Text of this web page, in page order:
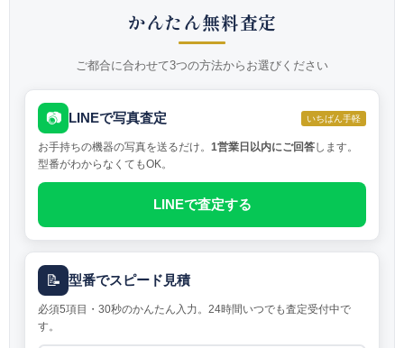
かんたん無料査定
ご都合に合わせて3つの方法からお選びください
📷 LINEで写真査定 いちばん手軽
お手持ちの機器の写真を送るだけ。 1営業日以内にご回答します。
型番がわからなくてもOK。
LINEで査定する
📝 型番でスピード見積
必須5項目・30秒のかんたん入力。24時間いつでも査定受付中で
す。